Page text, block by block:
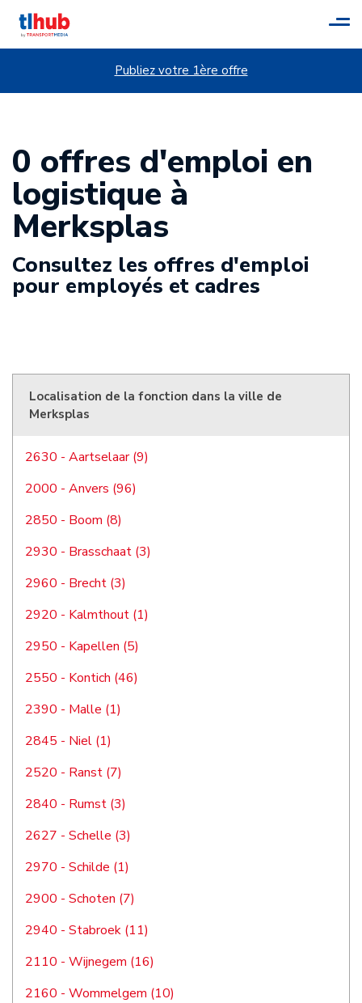
Publiez votre 1ère offre
0 offres d'emploi en
logistique à
Merksplas
Consultez les offres d'emploi
pour employés et cadres
Localisation de la fonction dans la ville de
Merksplas
2630 - Aartselaar (9)
2000 - Anvers (96)
2850 - Boom (8)
2930 - Brasschaat (3)
2960 - Brecht (3)
2920 - Kalmthout (1)
2950 - Kapellen (5)
2550 - Kontich (46)
2390 - Malle (1)
2845 - Niel (1)
2520 - Ranst (7)
2840 - Rumst (3)
2627 - Schelle (3)
2970 - Schilde (1)
2900 - Schoten (7)
2940 - Stabroek (11)
2110 - Wijnegem (16)
2160 - Wommelgem (10)